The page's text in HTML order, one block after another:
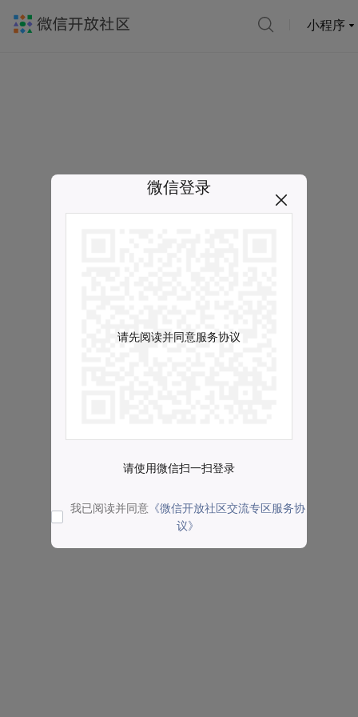
小程序
微信登录
请先阅读并同意服务协议
请使用微信扫一扫登录
我已阅读并同意 《微信开放社区交流专区服务协
议》